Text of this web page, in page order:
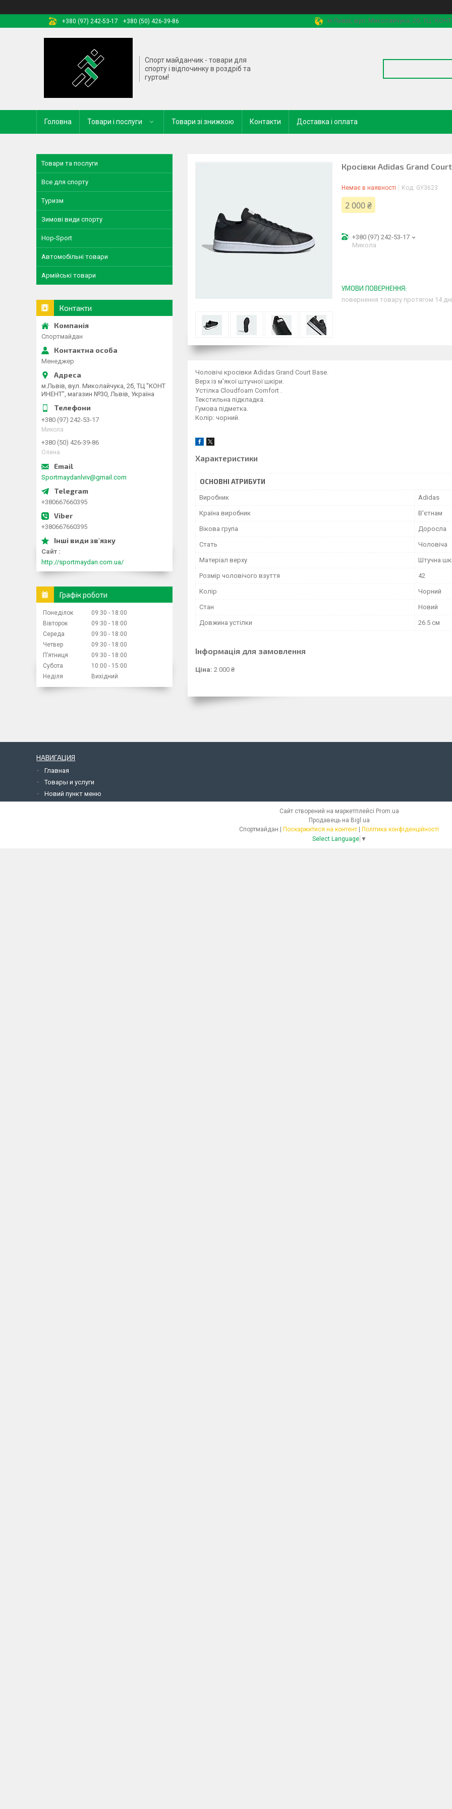
+380 (97) 242-53-17 +380 (50) 426-39-86 м.Львів, вул. Миколайчука, 2б, ТЦ
Спорт майданчик - товари для
спорту і відпочинку в роздріб та
гуртом!
Головна Товари і послуги Товари зі знижкою Контакти Доставка і оплата
Кросівки Adidas Grand
Немає в наявності Код: GY3623
2 000 ₴
+380 (97) 242-53-17
Микола
повернення товару протягом 14
Чоловічі кросівки Adidas Grand Court Base.
Верх із м'якої штучної шкіри.
Устілка Cloudfoam Comfort .
Текстильна підкладка.
Гумова підметка.
Колір: чорний.
Характеристики
ОСНОВНІ АТРИБУТИ
Виробник Adidas
Країна виробник В'єтнам
Вікова група Доросла
Стать Чоловіча
Матеріал верху Штучна
Розмір чоловічого взуття 42
Колір Чорний
Стан Новий
Довжина устілки 26.5 см
Інформація для замовлення
Ціна: 2 000 ₴
Товари та послуги
Все для спорту
Туризм
Зимові види спорту
Hop-Sport
Автомобільні товари
Армійські товари
Контакти
Спортмайдан
Менеджер
м.Львів, вул. Миколайчука, 2б, ТЦ "КОНТ
ИНЕНТ", магазин №30, Львів, Україна
+380 (97) 242-53-17
Микола
+380 (50) 426-39-86
Олена
Sportmaydanlviv@gmail.com
+380667660395
+380667660395
Сайт
http://sportmaydan.com.ua/
Графік роботи
Понеділок 09:30
18:00
Вівторок
09:30
18:00
Середа
09:30
18:00
Четвер
09:30
18:00
Пʼятниця
09:30
18:00
Субота
10:00
15:00
Неділя
Вихідний
НАВИГАЦИЯ
Главная
Товары и услуги
Новий пункт меню
Сайт створений на маркетплейсі Prom.ua
Продавець на Bigl.ua
Поскаржитися на контент
Політика конфіденційності
Select Language ▼